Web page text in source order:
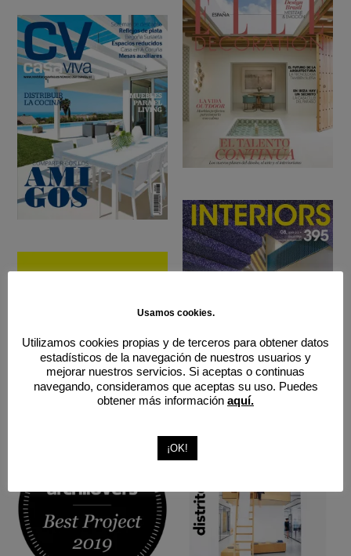
Usamos cookies.
Utilizamos cookies propias y de terceros para obtener datos
estadísticos de la navegación de nuestros usuarios y
mejorar nuestros servicios. Si aceptas o continuas
navegando, consideramos que aceptas su uso. Puedes
obtener más información aquí.
¡OK!